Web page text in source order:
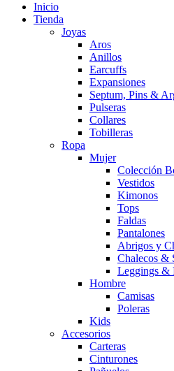
Inicio
Tienda
Joyas
Aros
Anillos
Earcuffs
Expansiones
Septum, Pins &
Pulseras
Collares
Tobilleras
Ropa
Mujer
Colección
Vestidos
Kimonos
Tops
Faldas
Pantalones
Abrigos y
Chalecos &
Leggings &
Hombre
Camisas
Poleras
Kids
Accesorios
Carteras
Cinturones